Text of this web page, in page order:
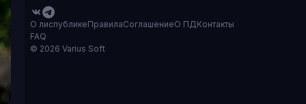
О лиспубликеПравилаСоглашениеО ПДКонтакты
FAQ
© 2026 Varius Soft